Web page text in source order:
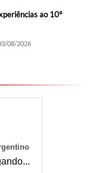
ao 10º
08/2026